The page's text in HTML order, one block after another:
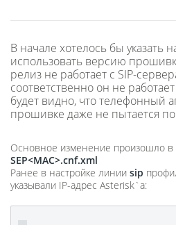
В начале хотелось бы указать
использовать версию
релиз не работает с SIP-
соответственно он не
будет видно, что телефонный
прошивке даже не пытается
Основное изменение произошло в
SEP<MAC>.cnf.xml
Ранее в настройке линии sip
указывали IP-адрес Asterisk`а: